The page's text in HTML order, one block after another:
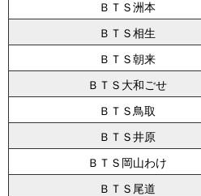
ＢＴＳ洲本
ＢＴＳ相生
ＢＴＳ朝来
ＢＴＳ大和ごせ
ＢＴＳ鳥取
ＢＴＳ井原
ＢＴＳ岡山わけ
ＢＴＳ尾道